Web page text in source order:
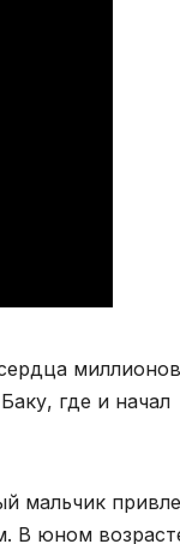
миллионов
где и начал
мальчик
В юном